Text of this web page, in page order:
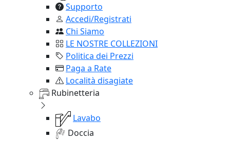
Supporto
Accedi/Registrati
Chi Siamo
LE NOSTRE COLLEZIONI
Politica dei Prezzi
Paga a Rate
Località disagiate
Rubinetteria
Lavabo
Doccia